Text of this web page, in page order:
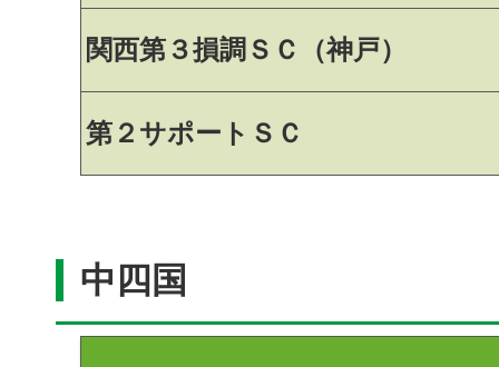
関西第３損調ＳＣ（神戸）
第２サポートＳＣ
中四国